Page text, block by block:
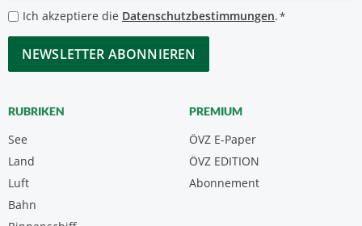
*
Datenschutzbestimmungen
*
Ich akzeptiere die Datenschutzbestimmungen.*
CAPTCHA
RUBRIKEN
See
Land
Luft
Bahn
PREMIUM
ÖVZ E-Paper
Abonnement
ÖVZ EDITION